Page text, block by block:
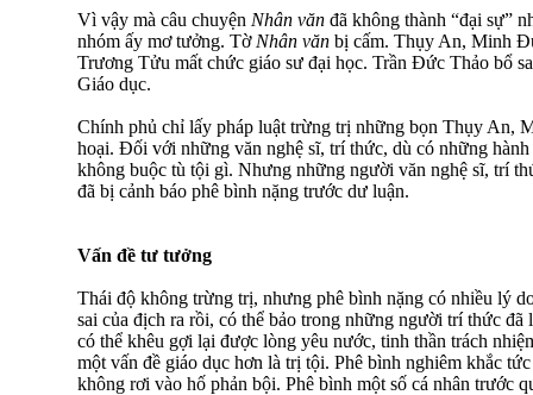
Vì vậy mà câu chuyện Nhân văn đã không thành “đại sự”
nhóm ấy mơ tưởng. Tờ Nhân văn bị cấm. Thụy An, Minh
Trương Tửu mất chức giáo sư đại học. Trần Đức Thảo bổ
Giáo dục.
Chính phủ chỉ lấy pháp luật trừng trị những bọn Thụy An,
hoại. Đối với những văn nghệ sĩ, trí thức, dù có những
không buộc tù tội gì. Nhưng những người văn nghệ sĩ, trí
đã bị cảnh báo phê bình nặng trước dư luận.
Vấn đề tư tưởng
Thái độ không trừng trị, nhưng phê bình nặng có nhiều lý
sai của địch ra rồi, có thể bảo trong những người trí thức đã
có thể khêu gợi lại được lòng yêu nước, tinh thần trách
một vấn đề giáo dục hơn là trị tội. Phê bình nghiêm khắc
không rơi vào hố phản bội. Phê bình một số cá nhân trước